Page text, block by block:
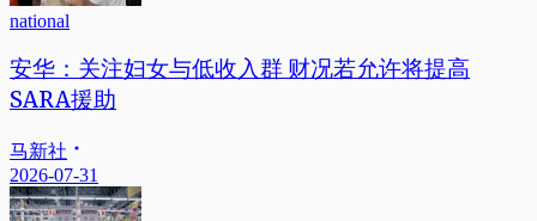
national
安华：关注妇女与低收入群 财况若允许将提高
SARA援助
马新社
2026-07-31